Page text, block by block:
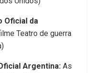
Oficial da
Teatro de guerra
Argentina: As